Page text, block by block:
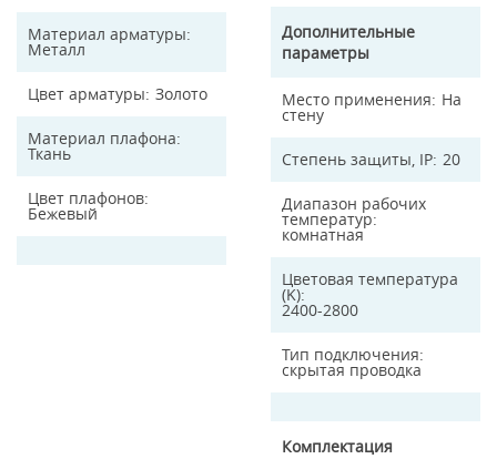
Материал арматуры
Металл
Цвет арматуры Золото
Материал плафона
Ткань
Цвет плафонов
Бежевый
Дополнительные
параметры
Место применения На
стену
Степень защиты, IP 20
Диапазон рабочих
температур
комнатная
Цветовая температура
(K)
2400-2800
Тип подключения
скрытая проводка
Комплектация